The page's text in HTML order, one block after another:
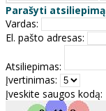
Parašyti atsiliepimą
Vardas:
El. pašto adresas:
Atsiliepimas:
Įvertinimas:
Įveskite saugos kodą: